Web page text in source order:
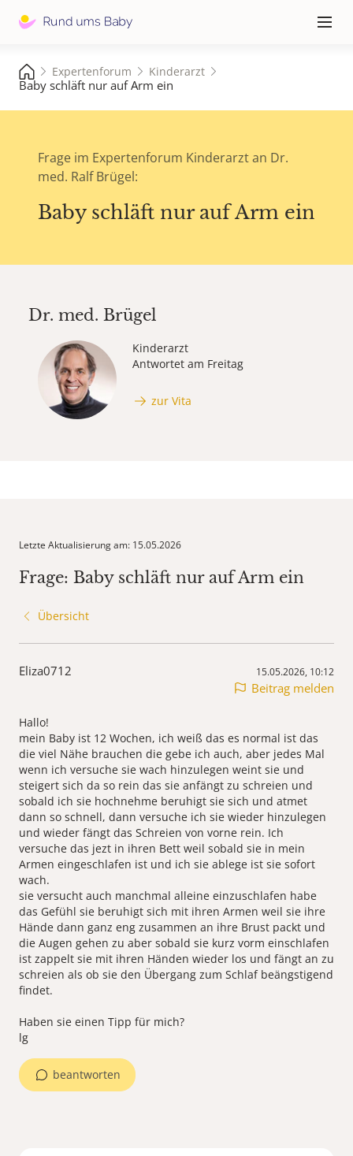
≡
Expertenforum Kinderarzt
Baby schläft nur auf Arm ein
Frage im Expertenforum Kinderarzt an Dr.
med. Ralf Brügel:
Baby schläft nur auf Arm ein
Dr. med. Brügel
Kinderarzt
Antwortet am Freitag
zur Vita
Letzte Aktualisierung am: 15.05.2026
Frage: Baby schläft nur auf Arm ein
Übersicht
Eliza0712 15.05.2026, 10:12
Beitrag melden
Hallo!
mein Baby ist 12 Wochen, ich weiß das es normal ist das
die viel Nähe brauchen die gebe ich auch, aber jedes Mal
wenn ich versuche sie wach hinzulegen weint sie und
steigert sich da so rein das sie anfängt zu schreien und
sobald ich sie hochnehme beruhigt sie sich und atmet
dann so schnell, dann versuche ich sie wieder hinzulegen
und wieder fängt das Schreien von vorne rein. Ich
versuche das jezt in ihren Bett weil sobald sie in mein
Armen eingeschlafen ist und ich sie ablege ist sie sofort
wach.
sie versucht auch manchmal alleine einzuschlafen habe
das Gefühl sie beruhigt sich mit ihren Armen weil sie ihre
Hände dann ganz eng zusammen an ihre Brust packt und
die Augen gehen zu aber sobald sie kurz vorm einschlafen
ist zappelt sie mit ihren Händen wieder los und fängt an zu
schreien als ob sie den Übergang zum Schlaf beängstigend
findet.
Haben sie einen Tipp für mich?
lg
beantworten